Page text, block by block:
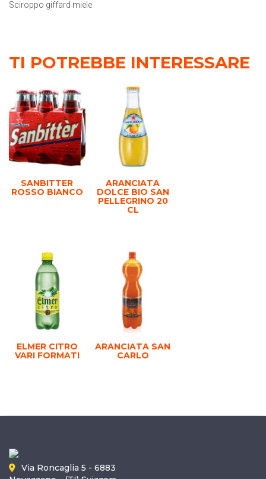
Sciroppo giffard miele
TI POTREBBE INTERESSARE
SANBITTER
ROSSO BIANCO
ARANCIATA
DOLCE BIO SAN
PELLEGRINO 20
CL
ELMER CITRO
VARI FORMATI
ARANCIATA SAN
CARLO
Via Roncaglia 5 - 6883